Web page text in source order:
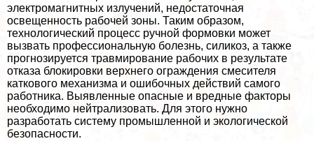
электромагнитных излучений, недостаточная
освещенность рабочей зоны. Таким образом,
технологический процесс ручной формовки может
вызвать профессиональную болезнь, силикоз, а также
прогнозируется травмирование рабочих в результате
отказа блокировки верхнего ограждения смесителя
каткового механизма и ошибочных действий самого
работника. Выявленные опасные и вредные факторы
необходимо нейтрализовать. Для этого нужно
разработать систему промышленной и экологической
безопасности.